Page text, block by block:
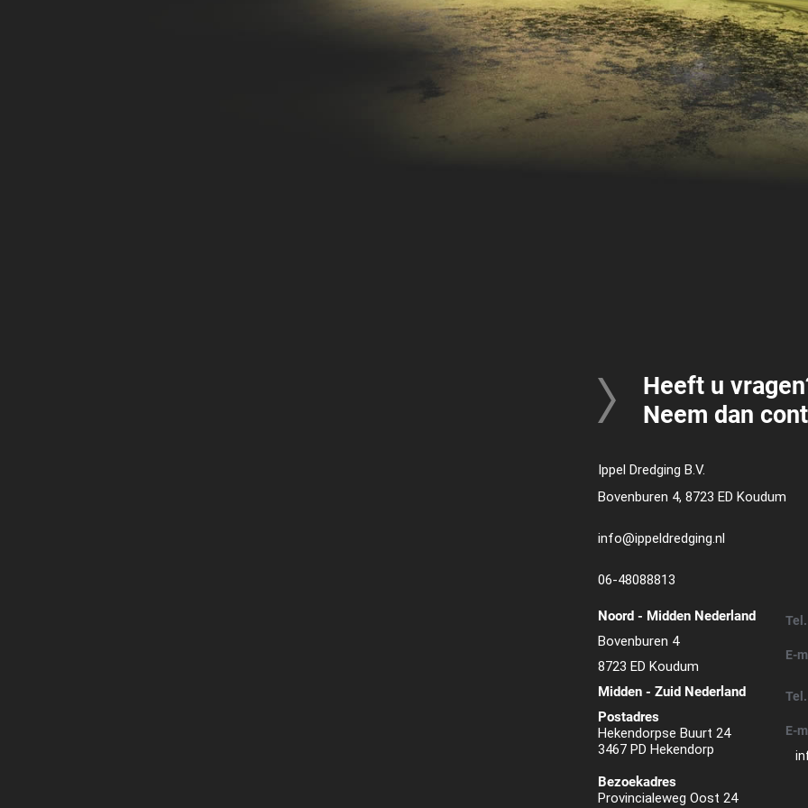
Heeft u
Neem dan
Ippel Dredging B.V.
Bovenburen 4, 8723 ED Koudum
info@ippeldredging.nl
06-48088813
Noord - Midden Nederland
Bovenburen 4
8723 ED Koudum
Tel.
E-
Midden - Zuid Nederland
Postadres
Hekendorpse Buurt 24
3467 PD Hekendorp
Bezoekadres
Provincialeweg Oost 24
Tel.
E-